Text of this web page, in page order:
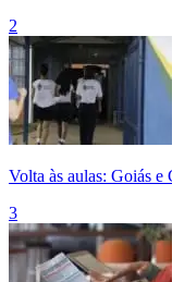
2
Volta às aulas: Goiás e
3